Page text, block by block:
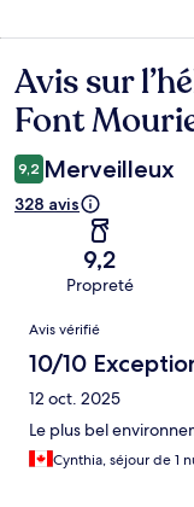
Avis
Avis sur
Font
9,2 Merveilleux
328 avis
9,2
Propreté
Avis
Avis vérifié
10/10
12 oct. 2025
Le plus bel
Cynthia, séjour de 1